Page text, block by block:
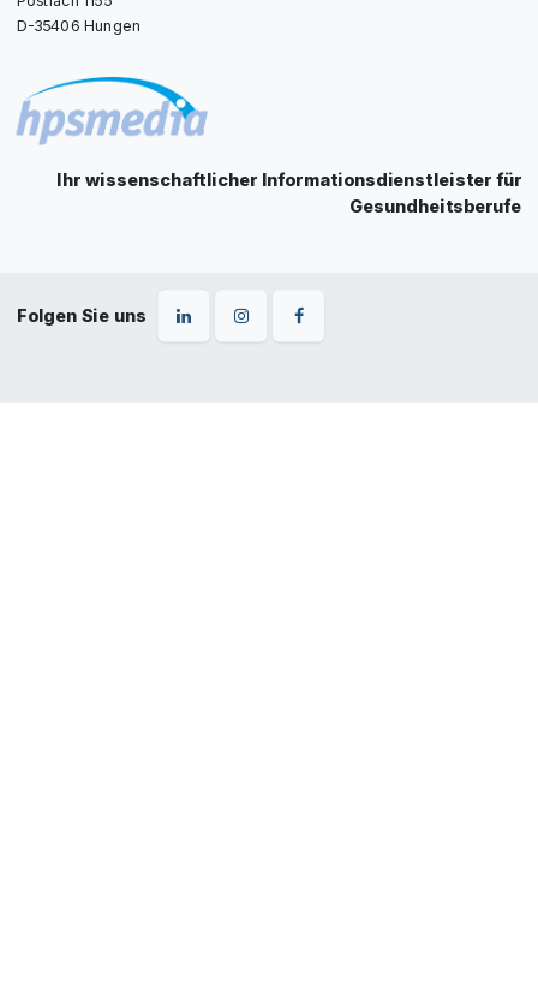
D-35406 Hungen
Ihr wissenschaftlicher Informationsdienstleister für
Gesundheitsberufe
Folgen Sie uns